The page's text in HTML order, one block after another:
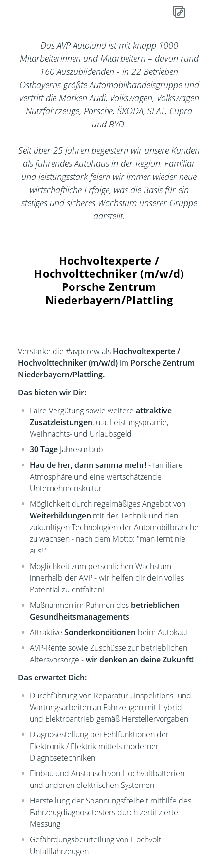
Das AVP Autoland ist mit knapp 1000
Mitarbeiterinnen und Mitarbeitern – davon rund
160 Auszubildenden - in 22 Betrieben
Ostbayerns größte Automobilhandelsgruppe und
vertritt die Marken Audi, Volkswagen, Volkswagen
Nutzfahrzeuge, Porsche, ŠKODA, SEAT, Cupra
und BYD.
Seit über 25 Jahren begeistern wir unsere Kunden
als führendes Autohaus in der Region. Familiär
und leistungsstark feiern wir immer wieder neue
wirtschaftliche Erfolge, was die Basis für ein
stetiges und sicheres Wachstum unserer Gruppe
darstellt.
Hochvoltexperte /
Hochvolttechniker (m/w/d)
Porsche Zentrum
Niederbayern/Plattling
Verstärke die #avpcrew als Hochvoltexperte /
Hochvolttechniker (m/w/d) im Porsche Zentrum
Niederbayern/Plattling.
Das bieten wir Dir:
Faire Vergütung sowie weitereattraktive
Zusatzleistungen, u.a. Leistungsprämie,
Weihnachts- und Urlaubsgeld
30 Tage Jahresurlaub
Hau de her, dann samma mehr!- familiäre
Atmosphäre und eine wertschätzende
Unternehmenskultur
Möglichkeit durch regelmäßiges Angebot von
Weiterbildungen mit der Technik und den
zukünftigen Technologien der Automobilbranche
zu wachsen - nach dem Motto: "man lernt nie
aus!"
Möglichkeit zum persönlichen Wachstum
innerhalb der AVP - wir helfen dir dein volles
Potential zu entfalten!
Maßnahmen im Rahmen des betrieblichen
Gesundheitsmanagements
AttraktiveSonderkonditionen beim Autokauf
AVP-Rente sowie Zuschüsse zur betrieblichen
Altersvorsorge -wir denken an deine Zukunft!
Das erwartet Dich:
Durchführung von Reparatur-, Inspektions- und
Wartungsarbeiten an Fahrzeugen mit Hybrid-
und Elektroantrieb gemäß Herstellervorgaben
Diagnosestellung bei Fehlfunktionen der
Elektronik / Elektrik mittels moderner
Diagnosetechniken
Einbau und Austausch von Hochvoltbatterien
und anderen elektrischen Systemen
Herstellung der Spannungsfreiheit mithilfe des
Fahrzeugdiagnosetesters durch zertifizierte
Messung
Gefährdungsbeurteilung von Hochvolt-
Unfallfahrzeugen